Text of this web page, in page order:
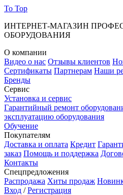
To Top
ИНТЕРНЕТ-МАГАЗИН
ОБОРУДОВАНИЯ
О компании
Видео о нас Отзывы клиентов
Сертификаты Партнерам Наши
Бренды
Сервис
Установка и сервис
Гарантийный ремонт
эксплуатацию оборудования
Обучение
Покупателям
Доставка и оплата Кредит
заказ Помощь и поддержка
Контакты
Спецпредложения
Распродажа Хиты продаж
Вход /Регистрация